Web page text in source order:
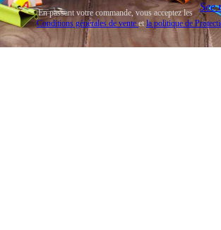
See
En passant votre commande, vous acceptez les
Conditions générales de venteetla politique de